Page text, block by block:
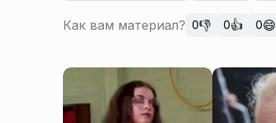
Как вам материал? 0👎 0👍 0😄